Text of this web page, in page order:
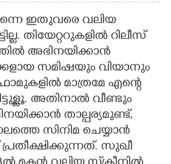
ഇതുവരെ വലിയ
തിയേറ്ററുകളിൽ റിലീസ്
അഭിനയിക്കാൻ
സമിഷയും വിയാനും
ഫോമുകളിൽ മാത്രമേ എന്റെ
അതിനാൽ വീണ്ടും
താല്പര്യമുണ്ട്,
സിനിമ ചെയ്യാൻ
സുഖീ